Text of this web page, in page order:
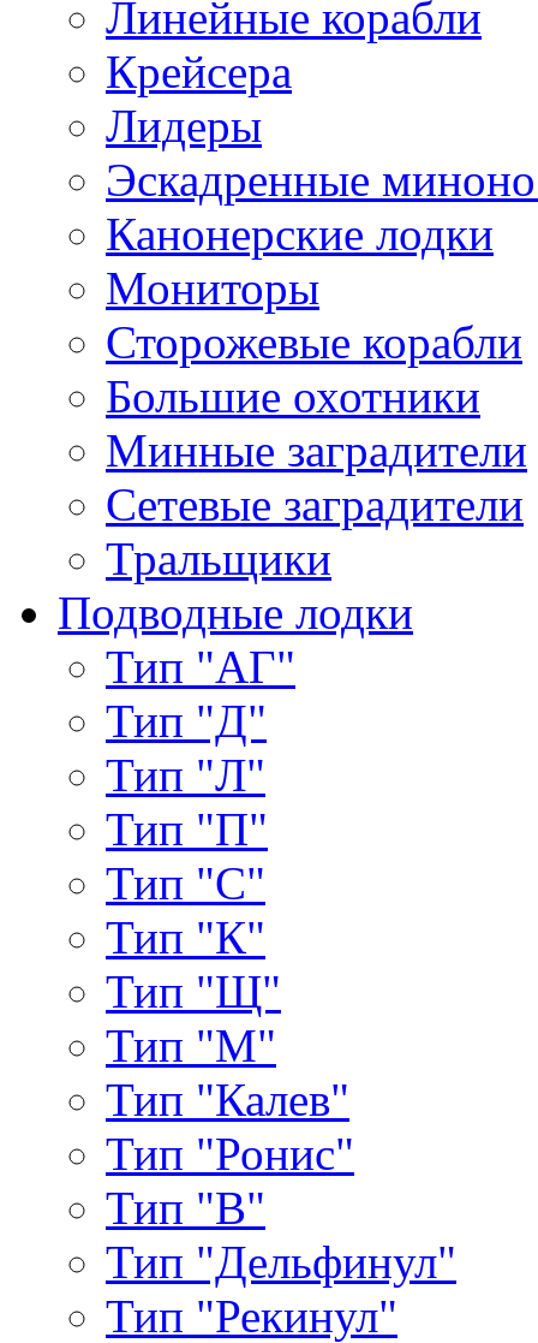
Линейные корабли
Крейсера
Лидеры
Эскадренные
Канонерские лодки
Мониторы
Сторожевые корабли
Большие охотники
Минные заградители
Сетевые заградители
Тральщики
Подводные лодки
Тип "АГ"
Тип "Д"
Тип "Л"
Тип "П"
Тип "С"
Тип "К"
Тип "Щ"
Тип "М"
Тип "Калев"
Тип "Ронис"
Тип "В"
Тип "Дельфинул"
Тип "Рекинул"